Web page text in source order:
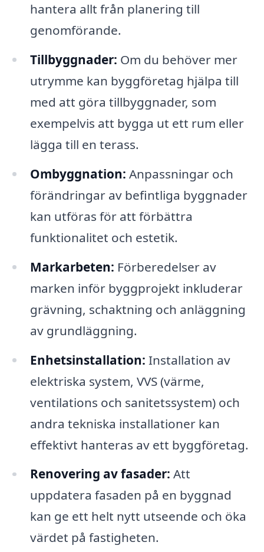
hantera allt från planering till
genomförande.
Tillbyggnader: Om du behöver mer
utrymme kan byggföretag hjälpa till
med att göra tillbyggnader, som
exempelvis att bygga ut ett rum eller
lägga till en terass.
Ombyggnation: Anpassningar och
förändringar av befintliga byggnader
kan utföras för att förbättra
funktionalitet och estetik.
Markarbeten: Förberedelser av
marken inför byggprojekt inkluderar
grävning, schaktning och anläggning
av grundläggning.
Enhetsinstallation: Installation av
elektriska system, VVS (värme,
ventilations och sanitetssystem) och
andra tekniska installationer kan
effektivt hanteras av ett byggföretag.
Renovering av fasader: Att
uppdatera fasaden på en byggnad
kan ge ett helt nytt utseende och öka
värdet på fastigheten.